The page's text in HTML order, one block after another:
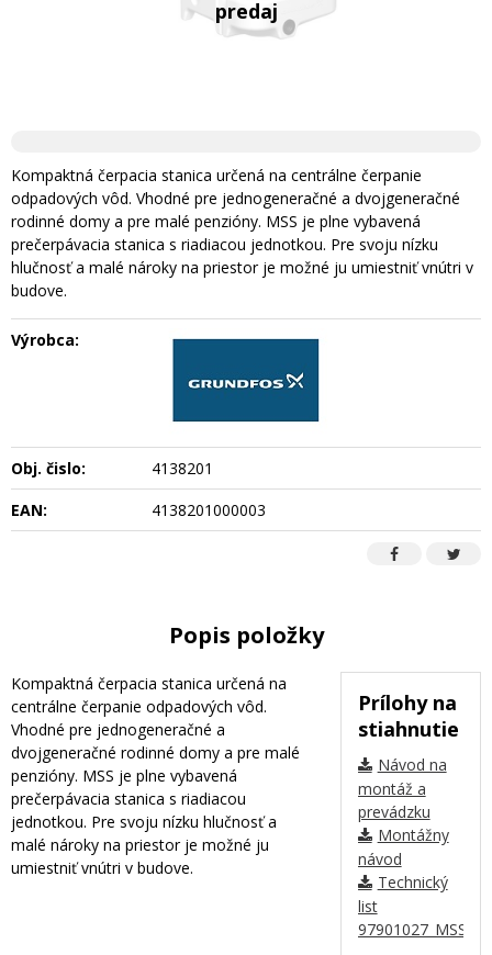
Kompaktná čerpacia stanica určená na centrálne čerpanie
odpadových vôd. Vhodné pre jednogeneračné a dvojgeneračné
rodinné domy a pre malé penzióny. MSS je plne vybavená
prečerpávacia stanica s riadiacou jednotkou. Pre svoju nízku
hlučnosť a malé nároky na priestor je možné ju umiestniť vnútri v
budove.
Výrobca:
Obj. čislo:
4138201
EAN:
4138201000003
Popis položky
Prílohy na
stiahnutie
Návod na
montáž a
prevádzku
Montážny
návod
Technický
list
Kompaktná čerpacia stanica určená na
centrálne čerpanie odpadových vôd.
Vhodné pre jednogeneračné a
dvojgeneračné rodinné domy a pre malé
penzióny. MSS je plne vybavená
prečerpávacia stanica s riadiacou
jednotkou. Pre svoju nízku hlučnosť a
malé nároky na priestor je možné ju
umiestniť vnútri v budove.